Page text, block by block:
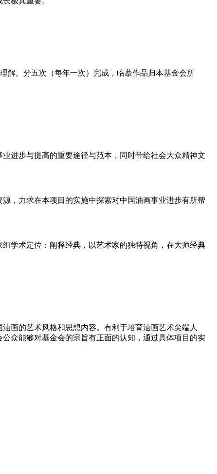
解。分五次（每年一次）完成，临摹作品归本基金会所
进步与提高的重要途径与范本， 同时带给社会大众精神文
，力求在本项目的实施中探索对中国油画事业进步有所帮
学术定位：阐释经典，以艺术家的独特视角，在大师经典
画的艺术风格和思想内容。有利于培育油画艺术尖端人
公众能够对基金会的宗旨有正面的认知，通过具体项目的实